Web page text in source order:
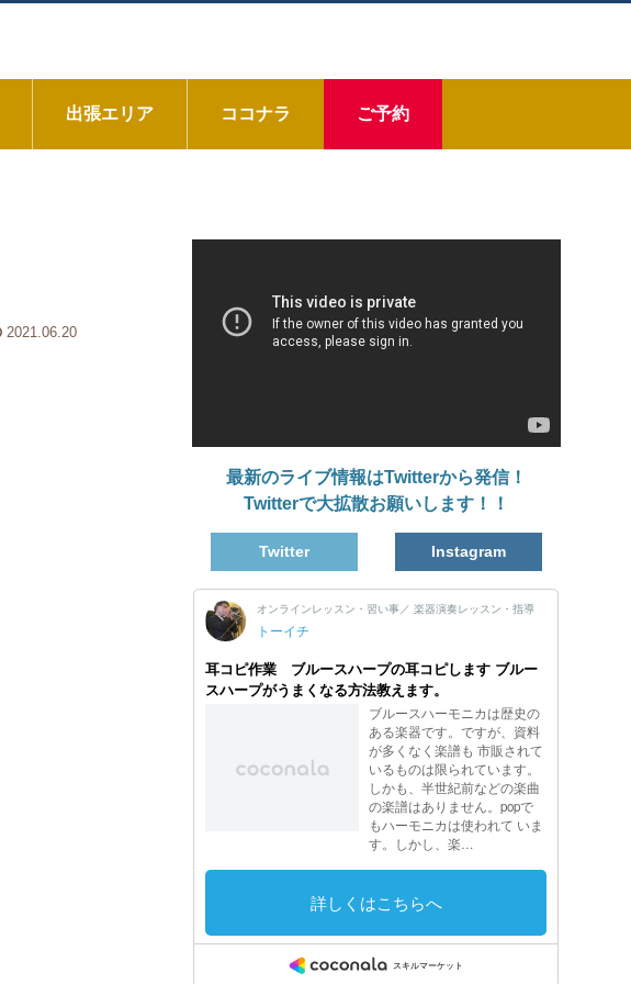
出張エリア ココナラ ご予約
2021.06.20
ー
最新のライブ情報はTwitterから発信！
Twitterで大拡散お願いします！！
Twitter Instagram